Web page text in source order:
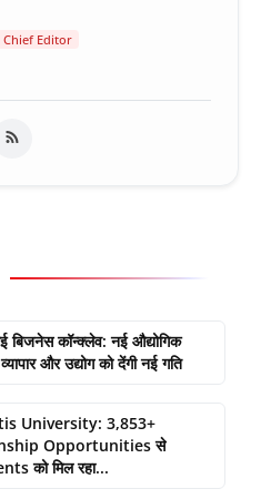
Verified Public Figure
Chief Editor
बिजनेस कॉन्क्लेव: नई औद्योगिक
व्यापार और उद्योग को देंगी नई गति
University: 3,853+
Opportunities से
को मिल रहा...